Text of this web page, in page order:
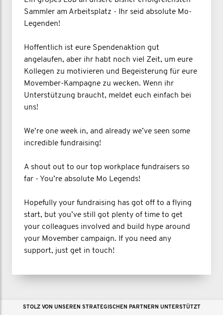
Sammler am Arbeitsplatz - Ihr seid absolute Mo-
Legenden!
Hoffentlich ist eure Spendenaktion gut
angelaufen, aber ihr habt noch viel Zeit, um eure
Kollegen zu motivieren und Begeisterung für eure
Movember-Kampagne zu wecken. Wenn ihr
Unterstützung braucht, meldet euch einfach bei
uns!
We’re one week in, and already we’ve seen some
incredible fundraising!
A shout out to our top workplace fundraisers so
far - You’re absolute Mo Legends!
Hopefully your fundraising has got off to a flying
start, but you’ve still got plenty of time to get
your colleagues involved and build hype around
your Movember campaign. If you need any
support, just get in touch!
STOLZ VON UNSEREN STRATEGISCHEN PARTNERN UNTERSTÜTZT